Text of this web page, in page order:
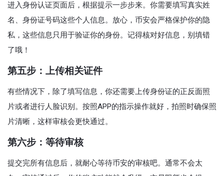
进入身份认证页面后，根据提示一步步来。你需要填写真实姓
名、身份证号码这些个人信息。放心，币安会严格保护你的隐
私，这些信息只用于验证你的身份。记得核对好信息，别填错
了哦！
第五步：上传相关证件
有些情况下，除了填写信息，你还需要上传身份证的正反面照
片或者进行人脸识别。按照APP的指示操作就好，拍照时确保照
片清晰，这样审核会更快通过。
第六步：等待审核
提交完所有信息后，就耐心等待币安的审核吧。通常不会太